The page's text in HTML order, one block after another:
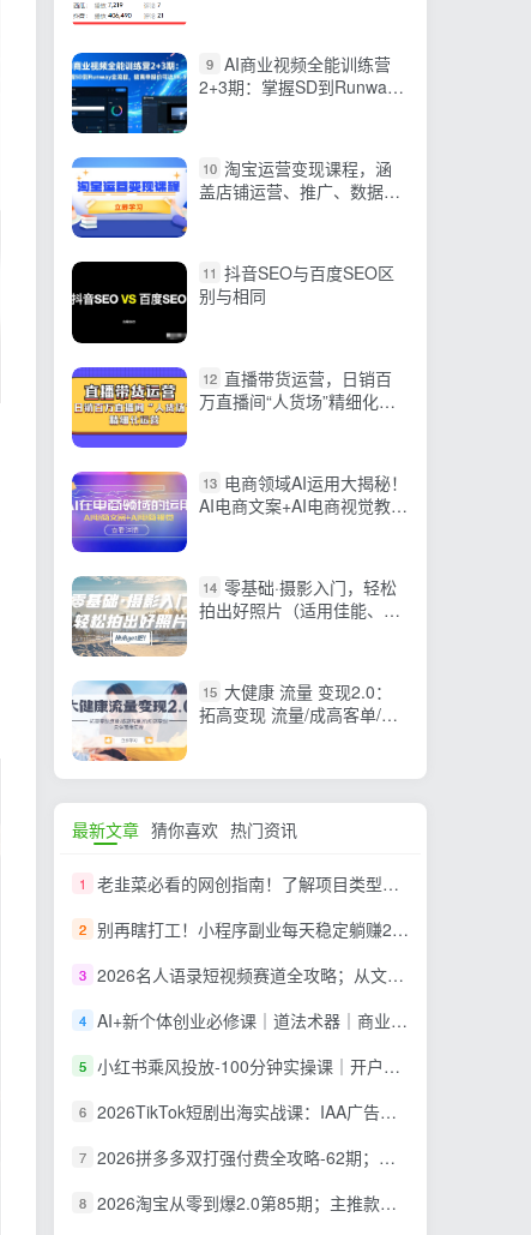
9 AI商业视频全能训练营
2+3期：掌握SD到Runway
10 淘宝运营变现课程，涵
盖店铺运营、推广、数据分
11 抖音SEO与百度SEO区
别与相同
12 直播带货运营，日销百
万直播间“人货场”精细化运
13 电商领域AI运用大揭秘！
AI电商文案+AI电商视觉教你
14 零基础·摄影入门，轻松
拍出好照片（适用佳能、索
15 大健康 流量 变现2.0：
拓高变现 流量/成高客单/低
最新文章 猜你喜欢 热门资讯
1 老韭菜必看的网创指南！了解项目类型，才能找到好的项目，才能拿到想要的结果
2 别再瞎打工！小程序副业每天稳定躺赚200+
3 2026名人语录短视频赛道全攻略；从文案撰写到声音克隆部署，系统掌握涨粉变现双赢制作技术
4 AI+新个体创业必修课｜道法术器｜商业逻辑·小红书流量·AI智能体｜低成本打造个人变现小生意全套教学
5 小红书乘风投放-100分钟实操课｜开户返点·标准投搭建·莱卡定向，新店建模撬动笔记自然流量全套教学
6 2026TikTok短剧出海实战课：IAA广告分账×IAP付费变现×账号搭建×平台规则×双轨爆发×回款全流程
7 2026拼多多双打强付费全攻略-62期；成本推广加托管双剑合璧，系统讲解7种付费玩法优劣势与选择策略
8 2026淘宝从零到爆2.0第85期；主推款五项高权重初始设置，改销量评晒秒单快速破零积累基础权重